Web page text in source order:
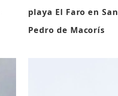
playa El Faro en San
Pedro de Macorís